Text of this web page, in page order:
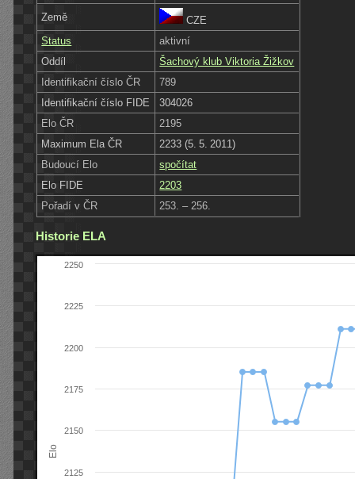
Země
CZE
Status
aktivní
Oddíl
Šachový klub Viktoria Žižkov
Identifikační číslo ČR
789
Identifikační číslo FIDE
304026
Elo ČR
2195
Maximum Ela ČR
2233 (5. 5. 2011)
Budoucí Elo
spočítat
Elo FIDE
2203
Pořadí v ČR
253. – 256.
Historie ELA
Elo
2125
2150
2175
2200
2225
2250